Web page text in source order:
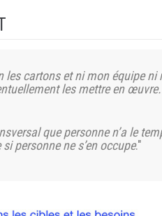
les cartons etni mon équipe ni
les mettre en
que personne n’a le
sipersonne ne s’enoccupe."